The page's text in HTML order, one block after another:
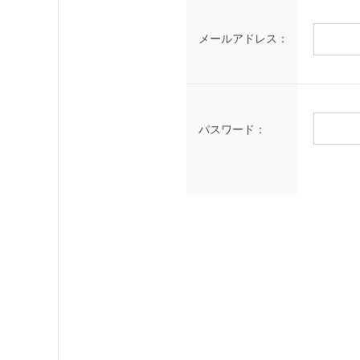
メールアドレス：
パスワード：